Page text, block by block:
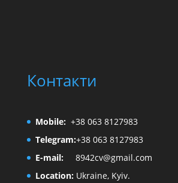
Контакти
Mobile: +38 063 8127983
Telegram:+38 063 8127983
E-mail:
8942cv@gmail.com
Location:Ukraine, Kyiv.